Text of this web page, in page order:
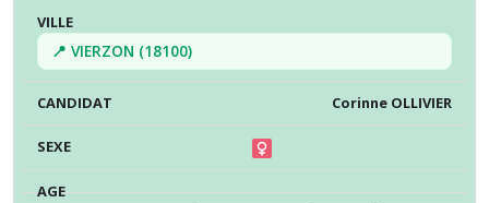
📍 VIERZON (18100)
Corinne OLLIVIER